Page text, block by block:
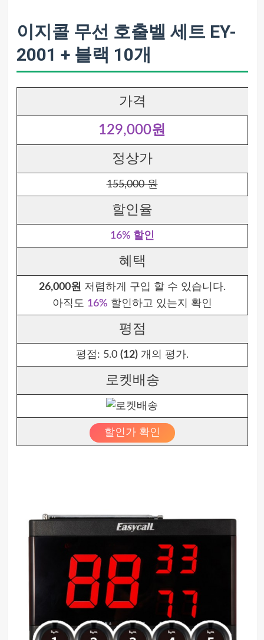
이지콜 무선 호출벨 세트 EY-
2001 + 블랙 10개
가격
129,000원
정상가
155,000 원
할인율
16% 할인
혜택
26,000원 저렴하게 구입 할 수 있습니다.
아직도 16% 할인하고 있는지 확인
평점
평점: 5.0 (12)개의 평가.
로켓배송
할인가 확인